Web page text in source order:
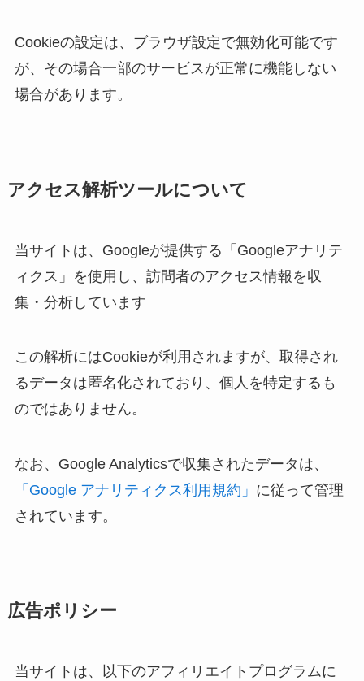
Cookieの設定は、ブラウザ設定で無効化可能です
が、その場合一部のサービスが正常に機能しない
場合があります。
アクセス解析ツールについて
当サイトは、Googleが提供する「Googleアナリテ
ィクス」を使用し、訪問者のアクセス情報を収
集・分析しています
この解析にはCookieが利用されますが、取得され
るデータは匿名化されており、個人を特定するも
のではありません。
なお、Google Analyticsで収集されたデータは、
「Google アナリティクス利用規約」 に従って管理
されています。
広告ポリシー
当サイトは、以下のアフィリエイトプログラムに